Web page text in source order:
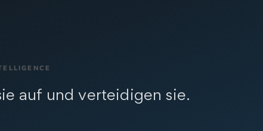
auf und verteidigen sie.